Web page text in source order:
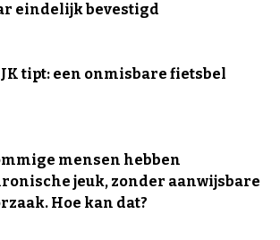
eindelijk bevestigd
tipt: een onmisbare fietsbel
mensen hebben
jeuk, zonder aanwijsbare
Hoe kan dat?